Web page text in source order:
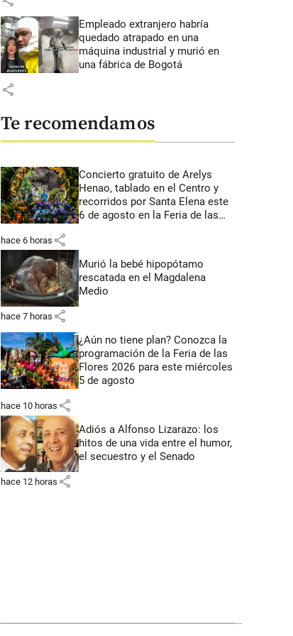
Empleado extranjero habría
quedado atrapado en una
máquina industrial y murió en
una fábrica de Bogotá
share
Te recomendamos
Concierto gratuito de Arelys
Henao, tablado en el Centro y
recorridos por Santa Elena este
6 de agosto en la Feria de las
hace 6 horas share
Murió la bebé hipopótamo
rescatada en el Magdalena
Medio
hace 7 horas share
¿Aún no tiene plan? Conozca la
programación de la Feria de las
Flores 2026 para este miércoles
5 de agosto
hace 10 horas share
Adiós a Alfonso Lizarazo: los
hitos de una vida entre el humor,
el secuestro y el Senado
hace 12 horas share